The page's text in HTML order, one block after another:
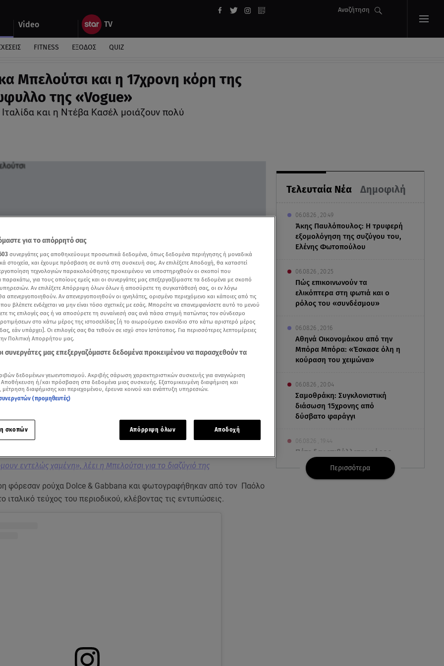
Video
Αναζήτηση
FITNESS ΕΞΟΔΟΣ QUIZ
Μπελούτσι και η 17χρονη κόρη της
της «Vogue»
και η Ντέβα Κασέλ μοιάζουν πολύ
Τελευταία Νέα Δημοφιλή
06.08.26 , 20:49
Άκης Παυλόπουλος: Η τρυφερή
εξομολόγηση της συζύγου του,
Ελένης Φωτοπούλου
06.08.26 , 20:25
Πώς επικοινωνούν τα
ελικόπτερα στη φωτιά και ο
ρόλος του «συνδέσμου»
06.08.26 , 20:16
Αθηνά Οικονομάκου από την
Μπόρα Μπόρα: «Έσκασε όλη η
κούραση του χειμώνα»
06.08.26 , 20:04
Σαμοθράκη: Συγκλονιστική
διάσωση 15χρονης από
δύσβατο φαράγγι
06.08.26 , 19:44
Πότε δεν επιβάλλεται φόρος
κληρονομιάς σε τραπεζικές
καταθέσεις
Περισσότερα
Δείτε περισσότερα άρθρα μας στα αποτελέσματα αναζήτησης
στον χώρο του μόντελινγκ κάνει η κόρη της
του περιοδικού «Vogue».
εντελώς χαμένη», λέει η Μπελούτσι για το διαζύγιό της
φόρεσαν ρούχα Dolce & Gabbana και φωτογραφήθηκαν από τον Παόλο
ιταλικό τεύχος του περιοδικού, κλέβοντας τις εντυπώσεις.
για το απόρρητό σας
συνεργάτες μας αποθηκεύουμε προσωπικά δεδομένα, όπως δεδομένα περιήγησης ή μοναδικά
στοιχεία, και έχουμε πρόσβαση σε αυτά στη συσκευή σας. Αν επιλέξετε Αποδοχή, θα καταστεί
τεχνολογιών παρακολούθησης προκειμένου να υποστηριχθούν οι σκοποί που
παρακάτω, για τους οποίους εμείς και οι συνεργάτες μας επεξεργαζόμαστε τα δεδομένα με σκοπό
Αν επιλέξετε Απόρριψη όλων όλων ή αποσύρετε τη συγκατάθεσή σας, οι εν λόγω
απενεργοποιηθούν. Αν απενεργοποιηθούν οι ιχνηλάτες, ορισμένο περιεχόμενο και κάποιες από τις
βλέπετε ενδέχεται να μην είναι τόσο σχετικές με εσάς. Μπορείτε να επανεμφανίσετε αυτό το μενού
τις επιλογές σας ή να αποσύρετε τη συναίνεσή σας ανά πάσα στιγμή πατώντας τον σύνδεσμο
στο κάτω μέρος της ιστοσελίδας [ή το αιωρούμενο εικονίδιο στο κάτω αριστερό μέρος
εάν υπάρχει]. Οι επιλογές σας θα τεθούν σε ισχύ στον Ιστότοπος. Για περισσότερες λεπτομέρειες
Πολιτική Απορρήτου μας.
συνεργάτες μας επεξεργαζόμαστε δεδομένα προκειμένου να παρασχεθούν τα
δεδομένων γεωεντοπισμού. Ακριβής σάρωση χαρακτηριστικών συσκευής για αναγνώριση
Αποθήκευση ή/και πρόσβαση στα δεδομένα μιας συσκευής. Εξατομικευμένη διαφήμιση και
μέτρηση διαφήμισης και περιεχομένου, έρευνα κοινού και ανάπτυξη υπηρεσιών.
(προμηθευτές)
σκοπών Απόρριψη όλων Αποδοχή